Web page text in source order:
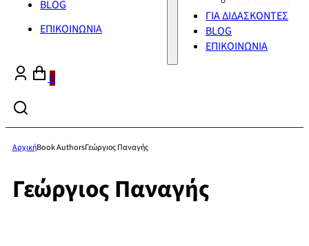
BLOG
ΕΠΙΚΟΙΝΩΝΙΑ
ΓΙΑ ΔΙΔΑΣΚΟΝΤΕΣ
BLOG
ΕΠΙΚΟΙΝΩΝΙΑ
0
ΑρχικήBook AuthorsΓεώργιος Παναγής
Γεώργιος Παναγής